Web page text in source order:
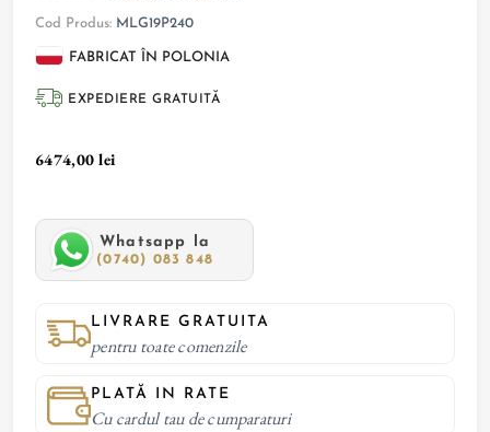
Cod Produs: MLG19P240
FABRICAT ÎN POLONIA
EXPEDIERE GRATUITĂ
6474,00 lei
Whatsapp la
(0740) 083 848
LIVRARE GRATUITA
pentru toate comenzile
PLATĂ IN RATE
Cu cardul tau de cumparaturi